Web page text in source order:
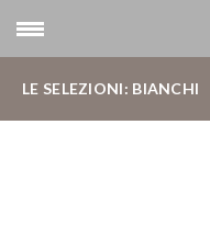
LE SELEZIONI: BIANCHI